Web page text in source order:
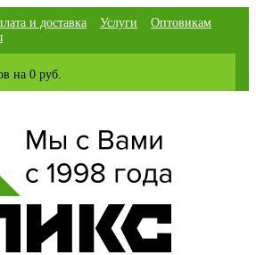
и доставка Услуги
Оптовикам
на 0 руб.